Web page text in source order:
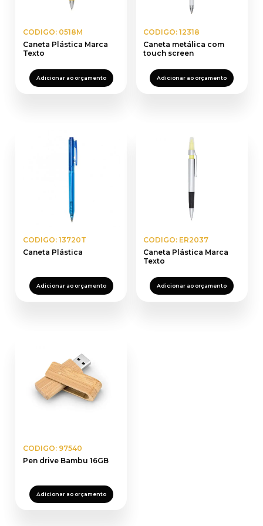
CODIGO: 0518M
Caneta Plástica Marca
Texto
Adicionar ao orçamento
CODIGO: 12318
Caneta metálica com
touch screen
Adicionar ao orçamento
CODIGO: 13720T
Caneta Plástica
Adicionar ao orçamento
CODIGO: ER2037
Caneta Plástica Marca
Texto
Adicionar ao orçamento
CODIGO: 97540
Pen drive Bambu 16GB
Adicionar ao orçamento